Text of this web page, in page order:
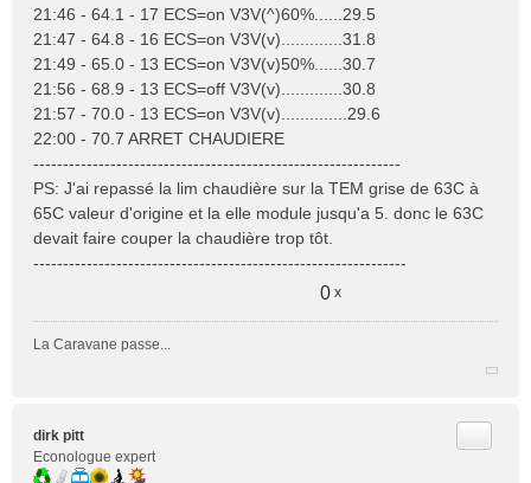
21:46 - 64.1 - 17 ECS=on V3V(^)60%......29.5
21:47 - 64.8 - 16 ECS=on V3V(v).............31.8
21:49 - 65.0 - 13 ECS=on V3V(v)50%......30.7
21:56 - 68.9 - 13 ECS=off V3V(v).............30.8
21:57 - 70.0 - 13 ECS=on V3V(v)..............29.6
22:00 - 70.7 ARRET CHAUDIERE
--------------------------------------------------------------
PS: J'ai repassé la lim chaudière sur la TEM grise de 63C à
65C valeur d'origine et la elle module jusqu'a 5. donc le 63C
devait faire couper la chaudière trop tôt.
---------------------------------------------------------------
0 x
La Caravane passe...
dirk pitt
Econologue expert